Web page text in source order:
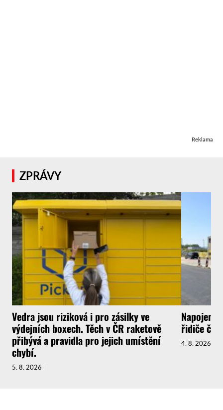
Reklama
ZPRÁVY
Vedra jsou riziková i pro zásilky ve
výdejních boxech. Těch v ČR raketově
přibývá a pravidla pro jejich umístění
chybí.
5. 8. 2026
Napojení
řidiče
4. 8. 2026